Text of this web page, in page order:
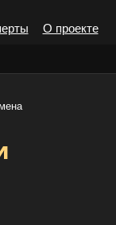
О проекте